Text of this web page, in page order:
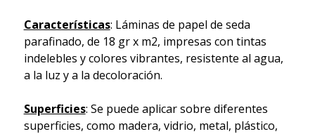
Características: Láminas de papel de seda
parafinado, de 18 gr x m2, impresas con tintas
indelebles y colores vibrantes, resistente al agua,
a la luz y a la decoloración.
Superficies: Se puede aplicar sobre diferentes
superficies, como madera, vidrio, metal, plástico,